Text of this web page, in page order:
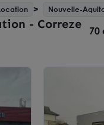
Nouvelle-
- Correze
70